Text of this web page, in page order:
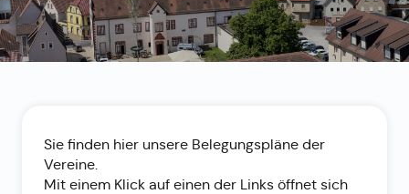
Sie finden hier unsere Belegungspläne der
Vereine.
Mit einem Klick auf einen der Links öffnet sich